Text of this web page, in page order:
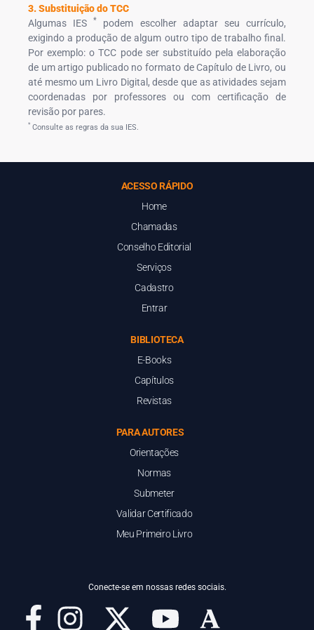
3. Substituição do TCC
Algumas IES*
podem escolher adaptar seu currículo,
exigindo a produção de algum outro tipo de trabalho final.
Por exemplo: o TCC pode ser substituído pela elaboração
de um artigo publicado no formato de Capítulo de Livro, ou
até mesmo um Livro Digital, desde que as atividades sejam
coordenadas por professores ou com certificação de
revisão por pares.
* Consulte as regras da sua IES.
ACESSO RÁPIDO
Home
Chamadas
Conselho Editorial
Serviços
Cadastro
Entrar
BIBLIOTECA
E-Books
Capítulos
Revistas
PARA AUTORES
Orientações
Normas
Submeter
Validar Certificado
Meu Primeiro Livro
Conecte-se em nossas redes sociais.